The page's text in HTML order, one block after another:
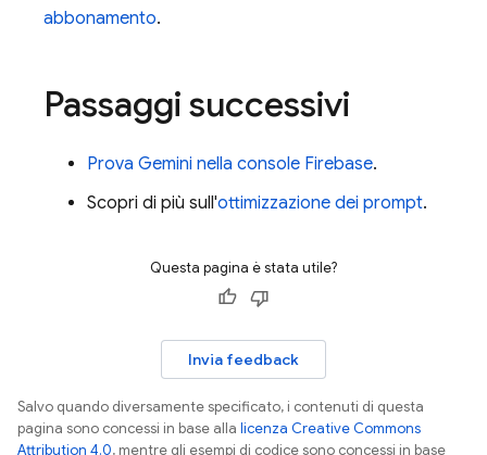
abbonamento.
Passaggi successivi
Prova Gemini nella console Firebase.
Scopri di più sull'ottimizzazione dei prompt.
Questa pagina è stata utile?
Invia feedback
Salvo quando diversamente specificato, i contenuti di questa
pagina sono concessi in base alla licenza Creative Commons
Attribution 4.0, mentre gli esempi di codice sono concessi in base